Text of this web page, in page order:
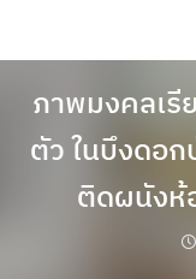
ภาพมงคลเรี
ตัว ในบึงดอ
ติดผนังห้